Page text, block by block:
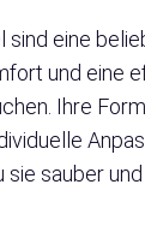
sind eine
und eine
Ihre
sauber